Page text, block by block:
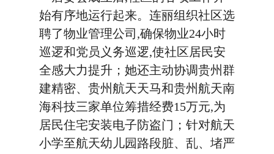
始有序地运行起来。连丽组织社区选
聘了物业管理公司,确保物业24小时
巡逻和党员义务巡逻,使社区居民安
全感大力提升；她还主动协调贵州群
建精密、贵州航天天马和贵州航天南
海科技三家单位筹措经费15万元,为
居民住宅安装电子防盗门；针对航天
小学至航天幼儿园路段脏、乱、堵严